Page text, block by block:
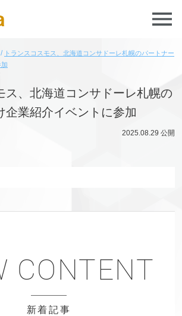
トランスコスモス、北海道コンサドーレ札幌のパートナー
ス、北海道コンサドーレ札幌の
企業紹介イベントに参加
2025.08.29 公開
新着記事